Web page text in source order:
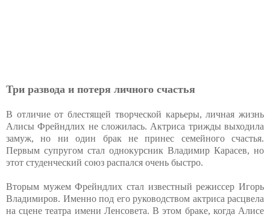
Три развода и потеря личного счастья
В отличие от блестящей творческой карьеры, личная жизнь
Алисы Фрейндлих не сложилась. Актриса трижды выходила
замуж, но ни один брак не принес семейного счастья.
Первым супругом стал однокурсник Владимир Карасев, но
этот студенческий союз распался очень быстро.
Вторым мужем Фрейндлих стал известный режиссер Игорь
Владимиров. Именно под его руководством актриса расцвела
на сцене театра имени Ленсовета. В этом браке, когда Алисе